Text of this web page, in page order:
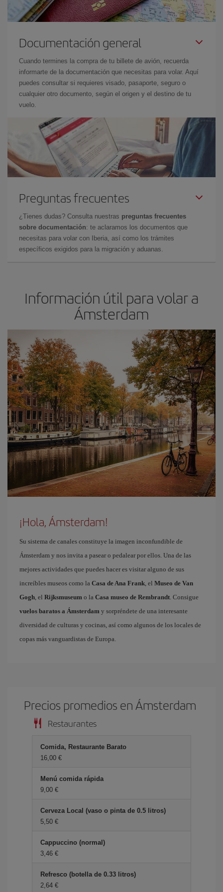
Documentación general
Cuando termines la compra de tu billete de avión, recuerda
informarte de la documentación que necesitas para volar. Aquí
puedes consultar si requieres visado, pasaporte, seguro o
cualquier otro documento, según el origen y el destino de tu
vuelo.
Preguntas frecuentes
¿Tienes dudas? Consulta nuestras preguntas frecuentes
sobre documentación: te aclaramos los documentos que
necesitas para volar con Iberia, así como los trámites
específicos exigidos para la migración y aduanas.
Información útil para volar a
Ámsterdam
¡Hola, Ámsterdam!
Su sistema de canales constituye la imagen inconfundible de
Ámsterdam y nos invita a pasear o pedalear por ellos. Una de las
mejores actividades que puedes hacer es visitar alguno de sus
increíbles museos como la Casa de Ana Frank, el Museo de Van
Gogh, el Rijksmuseum o la Casa museo de Rembrandt. Consigue
vuelos baratos a Ámsterdam y sorpréndete de una interesante
diversidad de culturas y cocinas, así como algunos de los locales de
copas más vanguardistas de Europa.
Precios promedios en Ámsterdam
Restaurantes
Comida, Restaurante Barato
16,00 €
Menú comida rápida
9,00 €
Cerveza Local (vaso o pinta de 0.5 litros)
5,50 €
Cappuccino (normal)
3,46 €
Refresco (botella de 0.33 litros)
2,64 €